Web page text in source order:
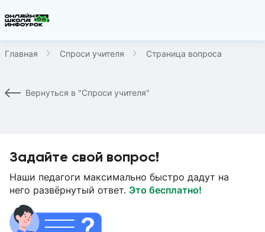
Главная Спроси учителя Страница вопроса
Вернуться в "Спроси учителя"
Задайте свой вопрос!
Наши педагоги максимально быстро дадут на
него развёрнутый ответ. Это бесплатно!